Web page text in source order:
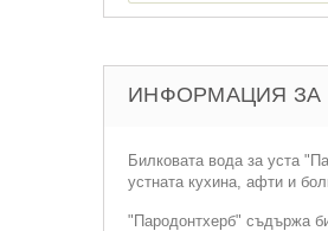
ИНФОРМАЦИЯ ЗА
Билковата вода за уста
устната кухина, афти и
"Пародонтхерб" съдържа